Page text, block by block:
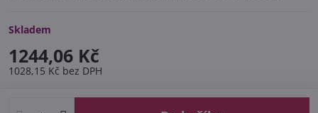
Skladem
1244,06 Kč
1028,15 Kč bez DPH